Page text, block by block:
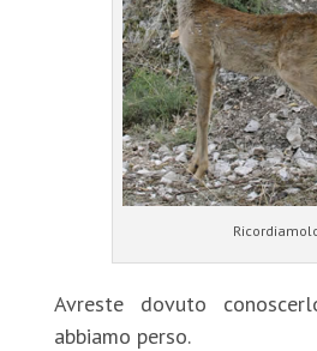
Avreste dovuto
abbiamo perso.